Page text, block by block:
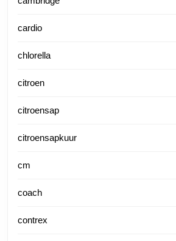
cardio
chlorella
citroen
citroensap
citroensapkuur
cm
coach
contrex